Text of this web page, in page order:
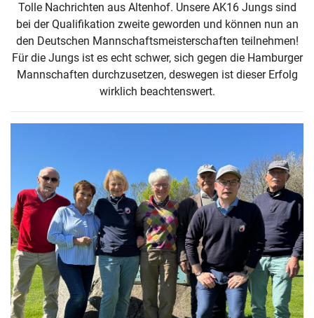
Tolle Nachrichten aus Altenhof. Unsere AK16 Jungs sind
bei der Qualifikation zweite geworden und können nun an
den Deutschen Mannschaftsmeisterschaften teilnehmen!
Für die Jungs ist es echt schwer, sich gegen die Hamburger
Mannschaften durchzusetzen, deswegen ist dieser Erfolg
wirklich beachtenswert.